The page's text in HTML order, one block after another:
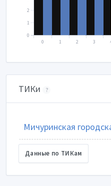
0 1 2 3
0
1
2
ТИКи ?
Мичуринская
Данные по ТИКам